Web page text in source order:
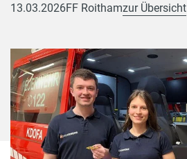
13.03.2026FF Roithamzur Übersicht